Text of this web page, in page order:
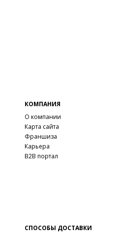
КОМПАНИЯ
О компании
Карта сайта
Франшиза
Карьера
B2B портал
СПОСОБЫ ДОСТАВКИ